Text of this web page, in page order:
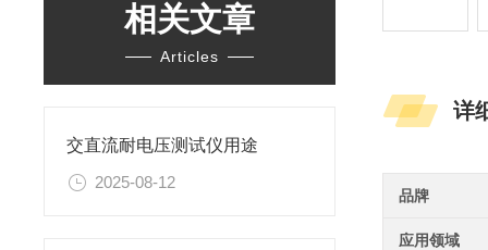
相关文章
Articles
交直流耐电压测试仪用途
2025-08-12
详
品牌
应用领域